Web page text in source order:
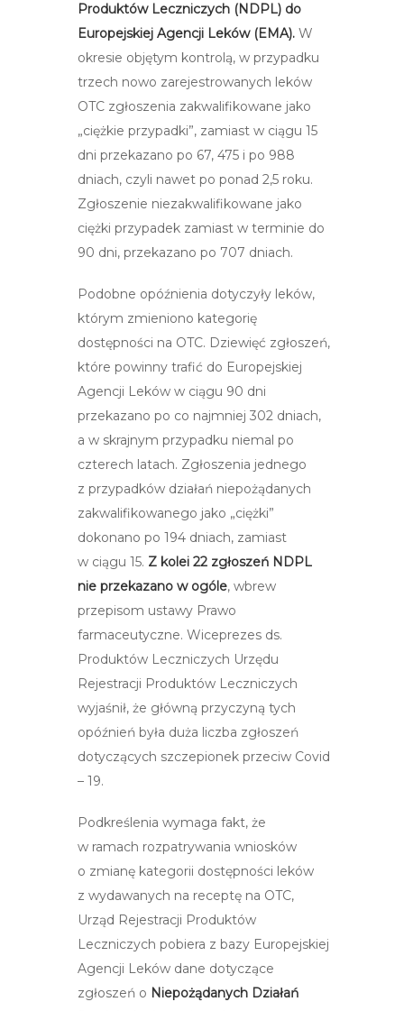
Produktów Leczniczych (NDPL) do
Europejskiej Agencji Leków (EMA). W
okresie objętym kontrolą, w przypadku
trzech nowo zarejestrowanych leków
OTC zgłoszenia zakwalifikowane jako
„ciężkie przypadki”, zamiast w ciągu 15
dni przekazano po 67, 475 i po 988
dniach, czyli nawet po ponad 2,5 roku.
Zgłoszenie niezakwalifikowane jako
ciężki przypadek zamiast w terminie do
90 dni, przekazano po 707 dniach.
Podobne opóźnienia dotyczyły leków,
którym zmieniono kategorię
dostępności na OTC. Dziewięć zgłoszeń,
które powinny trafić do Europejskiej
Agencji Leków w ciągu 90 dni
przekazano po co najmniej 302 dniach,
a w skrajnym przypadku niemal po
czterech latach. Zgłoszenia jednego
z przypadków działań niepożądanych
zakwalifikowanego jako „ciężki”
dokonano po 194 dniach, zamiast
w ciągu 15. Z kolei 22 zgłoszeń NDPL
nie przekazano w ogóle, wbrew
przepisom ustawy Prawo
farmaceutyczne. Wiceprezes ds.
Produktów Leczniczych Urzędu
Rejestracji Produktów Leczniczych
wyjaśnił, że główną przyczyną tych
opóźnień była duża liczba zgłoszeń
dotyczących szczepionek przeciw Covid
– 19.
Podkreślenia wymaga fakt, że
w ramach rozpatrywania wniosków
o zmianę kategorii dostępności leków
z wydawanych na receptę na OTC,
Urząd Rejestracji Produktów
Leczniczych pobiera z bazy Europejskiej
Agencji Leków dane dotyczące
zgłoszeń o Niepożądanych Działań